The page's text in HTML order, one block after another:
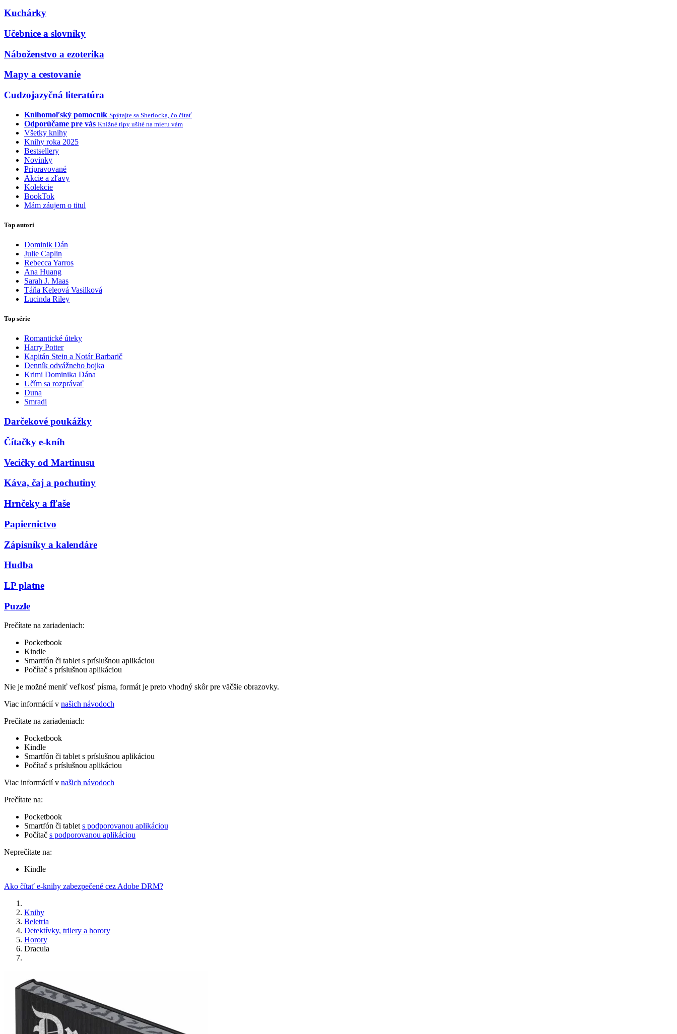
Kuchárky
Učebnice a slovníky
Náboženstvo a ezoterika
Mapy a cestovanie
Cudzojazyčná literatúra
Knihomoľský pomocník Spýtajte sa Sherlocka, čo čítať
Odporúčame pre vás Knižné tipy ušité na mieru vám
Všetky knihy
Knihy roka 2025
Bestsellery
Novinky
Pripravované
Akcie a zľavy
Kolekcie
BookTok
Mám záujem o titul
Top autori
Dominik Dán
Julie Caplin
Rebecca Yarros
Ana Huang
Sarah J. Maas
Táňa Keleová Vasilková
Lucinda Riley
Top série
Romantické úteky
Harry Potter
Kapitán Stein a Notár Barbarič
Denník odvážneho bojka
Krimi Dominika Dána
Učím sa rozprávať
Duna
Smradi
Darčekové poukážky
Čítačky e-kníh
Vecičky od Martinusu
Káva, čaj a pochutiny
Hrnčeky a fľaše
Papiernictvo
Zápisníky a kalendáre
Hudba
LP platne
Puzzle
Prečítate na zariadeniach:
Pocketbook
Kindle
Smartfón či tablet s príslušnou aplikáciou
Počítač s príslušnou aplikáciou
Nie je možné meniť veľkosť písma, formát je preto vhodný skôr pre väčšie obrazovky.
Viac informácií v našich návodoch
Prečítate na zariadeniach:
Pocketbook
Kindle
Smartfón či tablet s príslušnou aplikáciou
Počítač s príslušnou aplikáciou
Viac informácií v našich návodoch
Prečítate na:
Pocketbook
Smartfón či tablet s podporovanou aplikáciou
Počítač s podporovanou aplikáciou
Neprečítate na:
Kindle
Ako čítať e-knihy zabezpečené cez Adobe DRM?
Knihy
Beletria
Detektívky, trilery a horory
Horory
Dracula